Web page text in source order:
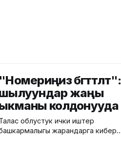
"Номериңиз бөгөттөлөт":
жаңы
колдонууда
облустук ички иштер
жарандарга кибер